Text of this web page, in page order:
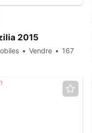
2015
Vendre
167